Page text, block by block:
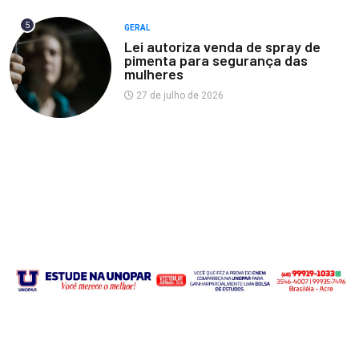
5 GERAL
Lei autoriza venda de spray de
pimenta para segurança das
mulheres
27 de julho de 2026